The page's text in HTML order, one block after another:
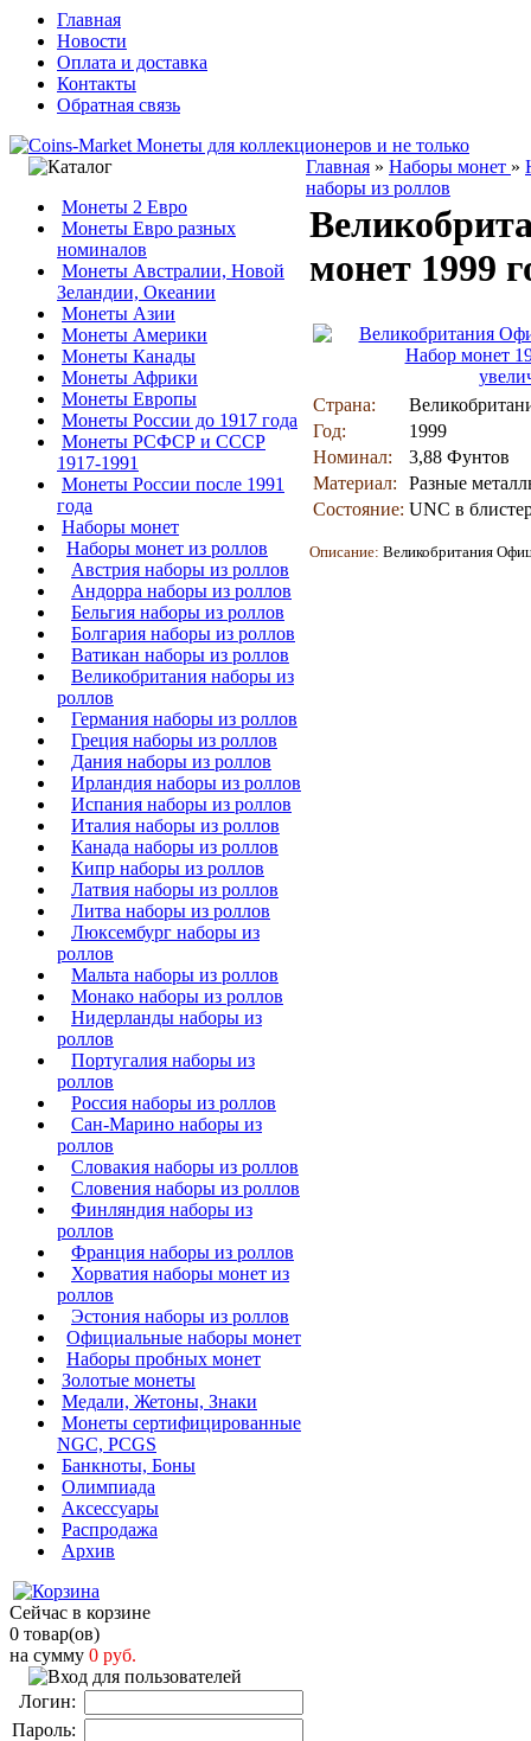
Главная
Новости
Оплата и доставка
Контакты
Обратная связь
Монеты 2 Евро
Монеты Евро разных
номиналов
Монеты Австралии, Новой
Зеландии, Океании
Монеты Азии
Монеты Америки
Монеты Канады
Монеты Африки
Монеты Европы
Монеты России до 1917 года
Монеты РСФСР и СССР
1917-1991
Монеты России после 1991
года
Наборы монет
Наборы монет из роллов
Австрия наборы из роллов
Андорра наборы из роллов
Бельгия наборы из роллов
Болгария наборы из роллов
Ватикан наборы из роллов
Великобритания наборы из
роллов
Германия наборы из роллов
Греция наборы из роллов
Дания наборы из роллов
Ирландия наборы из роллов
Испания наборы из роллов
Италия наборы из роллов
Канада наборы из роллов
Кипр наборы из роллов
Латвия наборы из роллов
Литва наборы из роллов
Люксембург наборы из
роллов
Мальта наборы из роллов
Монако наборы из роллов
Нидерланды наборы из
роллов
Португалия наборы из
роллов
Россия наборы из роллов
Сан-Марино наборы из
роллов
Словакия наборы из роллов
Словения наборы из роллов
Финляндия наборы из
роллов
Франция наборы из роллов
Хорватия наборы монет из
роллов
Эстония наборы из роллов
Официальные наборы монет
Наборы пробных монет
Золотые монеты
Медали, Жетоны, Знаки
Монеты сертифицированные
NGC, PCGS
Банкноты, Боны
Олимпиада
Аксессуары
Распродажа
Архив
Сейчас в корзине
0 товар(ов)
на сумму 0 руб.
Логин:
Пароль:
Главная » Наборы монет »
наборы из роллов
монет 1999
Страна:
Год:
1999
Номинал:
3,88 Фунтов
Материал:
Разные
Состояние: UNC в
Описание: Великобритания